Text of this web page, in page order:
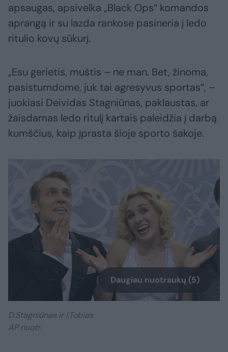
apsaugas, apsivelka „Black Ops“ komandos
aprangą ir su lazda rankose pasineria į ledo
ritulio kovų sūkurį.
„Esu gerietis, muštis – ne man. Bet, žinoma,
pasistumdome, juk tai agresyvus sportas“, –
juokiasi Deividas Stagniūnas, paklaustas, ar
žaisdamas ledo ritulį kartais paleidžia į darbą
kumščius, kaip įprasta šioje sporto šakoje.
Daugiau nuotraukų (5)
D.Stagniūnas ir I.Tobias
AP nuotr.